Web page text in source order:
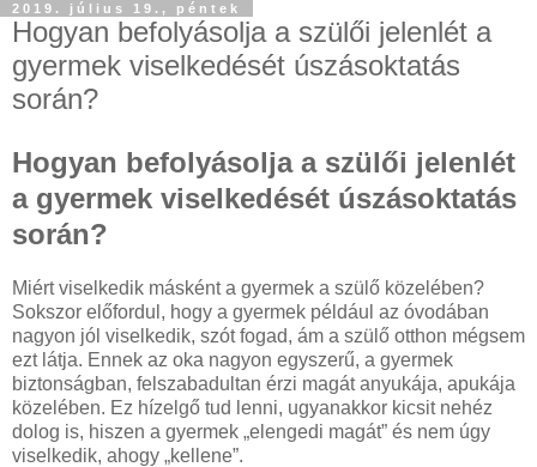
2019. július 19., péntek
Hogyan befolyásolja a szülői jelenlét a
gyermek viselkedését úszásoktatás
során?
Hogyan befolyásolja a szülői jelenlét
a gyermek viselkedését úszásoktatás
során?
Miért viselkedik másként a gyermek a szülő közelében?
Sokszor előfordul, hogy a gyermek például az óvodában
nagyon jól viselkedik, szót fogad, ám a szülő otthon mégsem
ezt látja. Ennek az oka nagyon egyszerű, a gyermek
biztonságban, felszabadultan érzi magát anyukája, apukája
közelében. Ez hízelgő tud lenni, ugyanakkor kicsit nehéz
dolog is, hiszen a gyermek „elengedi magát” és nem úgy
viselkedik, ahogy „kellene”.